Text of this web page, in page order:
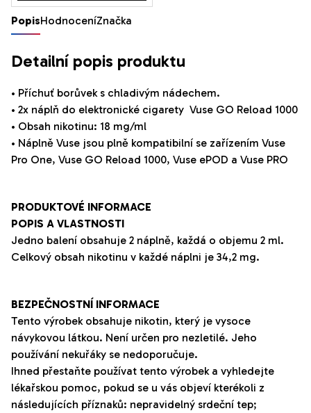
je
5,0
5
PopisHodnoceníZnačka
Detailní popis produktu
• Příchuť borůvek s chladivým nádechem.
• 2x náplň do elektronické cigarety Vuse GO Reload 1000
• Obsah nikotinu: 18 mg/ml
• Náplně Vuse jsou plně kompatibilní se zařízením Vuse
Pro One, Vuse GO Reload 1000, Vuse ePOD a Vuse PRO
PRODUKTOVÉ INFORMACE
POPIS A VLASTNOSTI
Jedno balení obsahuje 2 náplně, každá o objemu 2 ml.
Celkový obsah nikotinu v každé náplni je 34,2 mg.
BEZPEČNOSTNÍ INFORMACE
Tento výrobek obsahuje nikotin, který je vysoce
návykovou látkou. Není určen pro nezletilé. Jeho
používání nekuřáky se nedoporučuje.
Ihned přestaňte používat tento výrobek a vyhledejte
lékařskou pomoc, pokud se u vás objeví kterékoli z
následujících příznaků: nepravidelný srdeční tep;